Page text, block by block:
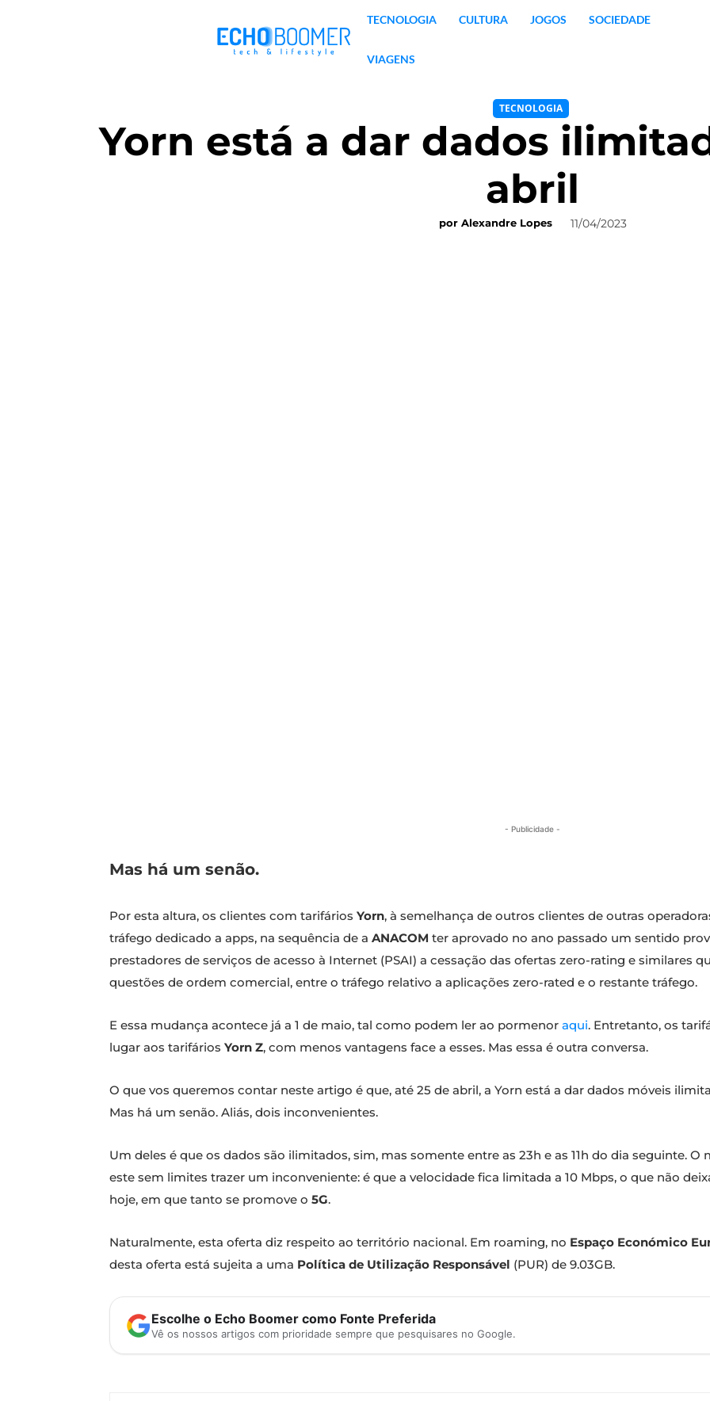
TECNOLOGIA CULTURA JOGOS SOCIEDADE
VIAGENS
TECNOLOGIA
Yorn está a dar dados
abril
por Alexandre Lopes 11/04/2023
- Publicidade -
Mas há um senão.
Por esta altura, os clientes com tarifários Yorn, à semelhança de outros clientes de outras
tráfego dedicado a apps, na sequência de a ANACOM ter aprovado no ano passado um sentido
prestadores de serviços de acesso à Internet (PSAI) a cessação das ofertas zero-rating e similares
questões de ordem comercial, entre o tráfego relativo a aplicações zero-rated e o restante tráfego.
E essa mudança acontece já a 1 de maio, tal como podem ler ao pormenor aqui. Entretanto, os
lugar aos tarifários Yorn Z, com menos vantagens face a esses. Mas essa é outra conversa.
O que vos queremos contar neste artigo é que, até 25 de abril, a Yorn está a dar dados móveis
Mas há um senão. Aliás, dois inconvenientes.
Um deles é que os dados são ilimitados, sim, mas somente entre as 23h e as 11h do dia seguinte.
este sem limites trazer um inconveniente: é que a velocidade fica limitada a 10 Mbps, o que não
hoje, em que tanto se promove o 5G.
Naturalmente, esta oferta diz respeito ao território nacional. Em roaming, no Espaço Económico
desta oferta está sujeita a uma Política de Utilização Responsável (PUR) de 9.03GB.
Escolhe o Echo Boomer como Fonte Preferida
Vê os nossos artigos com prioridade sempre que pesquisares no Google.